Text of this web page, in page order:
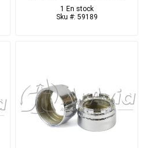
1 En stock
Sku #: 59189